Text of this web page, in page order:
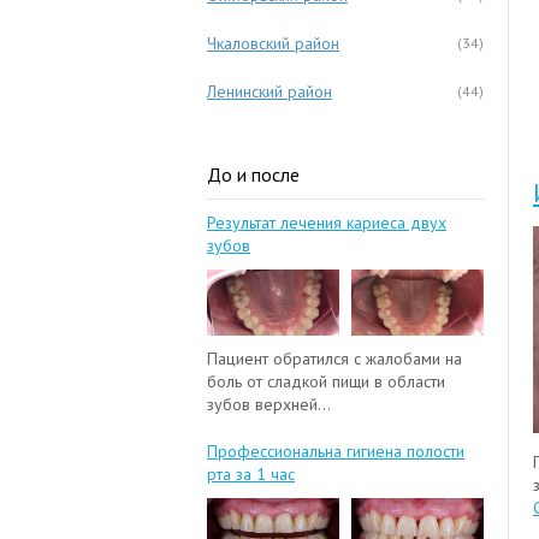
(34)
Чкаловский район
(44)
Ленинский район
До и после
Результат лечения кариеса двух
зубов
Пациент обратился с жалобами на
боль от сладкой пищи в области
зубов верхней...
Профессиональна гигиена полости
рта за 1 час